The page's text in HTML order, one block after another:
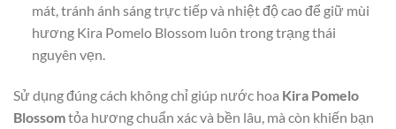
mát, tránh ánh sáng trực tiếp và nhiệt độ cao để giữ mùi
hương Kira Pomelo Blossom luôn trong trạng thái
nguyên vẹn.
Sử dụng đúng cách không chỉ giúp nước hoa Kira Pomelo
Blossomtỏa hương chuẩn xác và bền lâu, mà còn khiến bạn